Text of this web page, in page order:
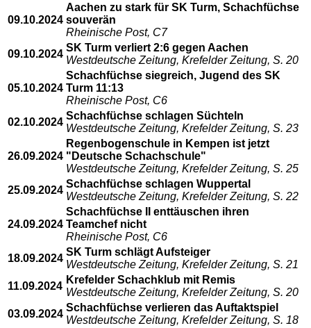
09.10.2024
Aachen zu stark für SK Turm, Schachfüchse
souverän
Rheinische Post, C7
09.10.2024
SK Turm verliert 2:6 gegen Aachen
Westdeutsche Zeitung, Krefelder Zeitung, S. 20
05.10.2024
Schachfüchse siegreich, Jugend des SK
Turm 11:13
Rheinische Post, C6
02.10.2024
Schachfüchse schlagen Süchteln
Westdeutsche Zeitung, Krefelder Zeitung, S. 23
26.09.2024
Regenbogenschule in Kempen ist jetzt
"Deutsche Schachschule"
Westdeutsche Zeitung, Krefelder Zeitung, S. 25
25.09.2024
Schachfüchse schlagen Wuppertal
Westdeutsche Zeitung, Krefelder Zeitung, S. 22
24.09.2024
Schachfüchse II enttäuschen ihren
Teamchef nicht
Rheinische Post, C6
18.09.2024
SK Turm schlägt Aufsteiger
Westdeutsche Zeitung, Krefelder Zeitung, S. 21
11.09.2024
Krefelder Schachklub mit Remis
Westdeutsche Zeitung, Krefelder Zeitung, S. 20
03.09.2024
Schachfüchse verlieren das Auftaktspiel
Westdeutsche Zeitung, Krefelder Zeitung, S. 18